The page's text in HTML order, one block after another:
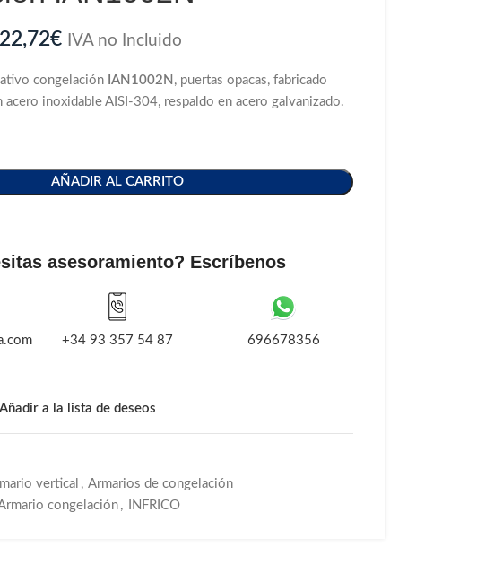
€ IVA no Incluido
congelación IAN1002N , puertas opacas, fabricado
inoxidable AISI-304, respaldo en acero galvanizado.
AÑADIR AL CARRITO
asesoramiento? Escríbenos
+34 93 357 54 87 696678356
Añadir a la lista de deseos
vertical , Armarios de congelación
congelación , INFRICO